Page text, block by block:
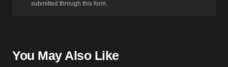
submitted through this form.
You May Also Like